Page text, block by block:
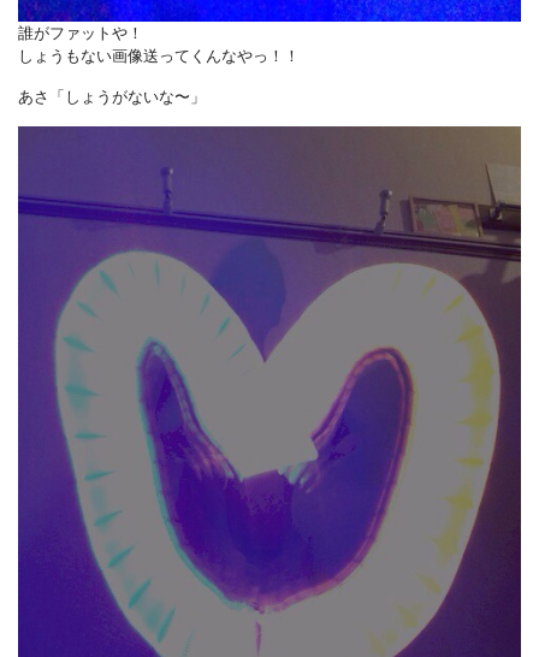
誰がファットや！
しょうもない画像送ってくんなやっ！！
あさ「しょうがないな〜」